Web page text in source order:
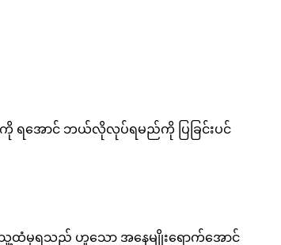
ရအောင် ဘယ်လိုလုပ်ရမည်ကို ပြခြင်းပင်
မှရသည် ဟူသော အနေမျိုးရောက်အောင်